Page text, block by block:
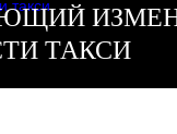
ТАКСИ